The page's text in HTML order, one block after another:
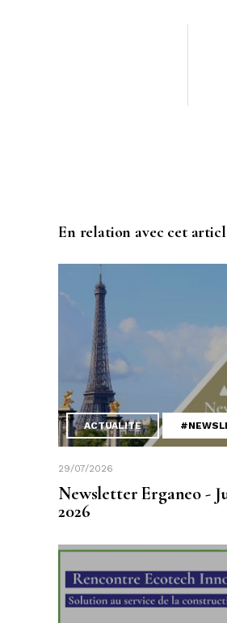
En relation avec cet
ACTUALITÉ
29/07/2026
Newsletter Erganeo -
2026